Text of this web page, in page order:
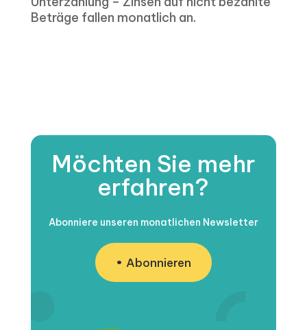
Beträge fallen monatlich an.
Möchten Sie mehr
erfahren?
Abonniere unseren monatlichen Newsletter
Abonnieren